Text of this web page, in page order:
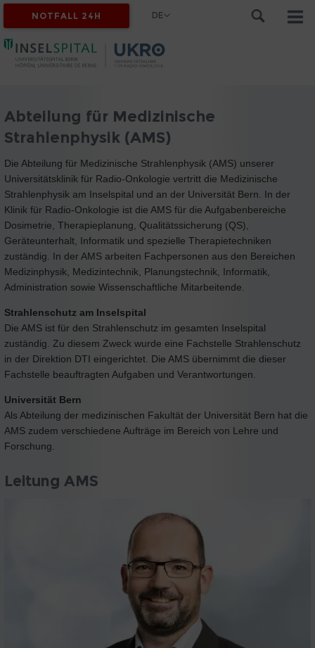
NOTFALL 24H DE
Abteilung für Medizinische
Strahlenphysik (AMS)
Die Abteilung für Medizinische Strahlenphysik (AMS) unserer
Universitätsklinik für Radio-Onkologie vertritt die Medizinische
Strahlenphysik am Inselspital und an der Universität Bern. In der
Klinik für Radio-Onkologie ist die AMS für die Aufgabenbereiche
Dosimetrie, Therapieplanung, Qualitätssicherung (QS),
Geräteunterhalt, Informatik und spezielle Therapietechniken
zuständig. In der AMS arbeiten Fachpersonen aus den Bereichen
Medizinphysik, Medizintechnik, Planungstechnik, Informatik,
Administration sowie Wissenschaftliche Mitarbeitende.
Strahlenschutz am Inselspital
Die AMS ist für den Strahlenschutz im gesamten Inselspital
zuständig. Zu diesem Zweck wurde eine Fachstelle Strahlenschutz
in der Direktion DTI eingerichtet. Die AMS übernimmt die dieser
Fachstelle beauftragten Aufgaben und Verantwortungen.
Universität Bern
Als Abteilung der medizinischen Fakultät der Universität Bern hat die
AMS zudem verschiedene Aufträge im Bereich von Lehre und
Forschung.
Leitung AMS